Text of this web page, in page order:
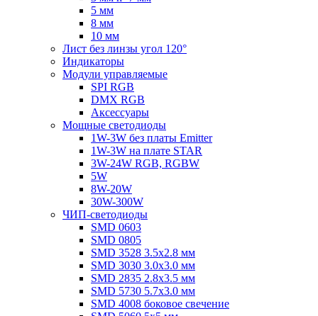
5 мм
8 мм
10 мм
Лист без линзы угол 120°
Индикаторы
Модули управляемые
SPI RGB
DMX RGB
Аксессуары
Мощные светодиоды
1W-3W без платы Emitter
1W-3W на плате STAR
3W-24W RGB, RGBW
5W
8W-20W
30W-300W
ЧИП-светодиоды
SMD 0603
SMD 0805
SMD 3528 3.5х2.8 мм
SMD 3030 3.0x3.0 мм
SMD 2835 2.8x3.5 мм
SMD 5730 5.7х3.0 мм
SMD 4008 боковое свечение